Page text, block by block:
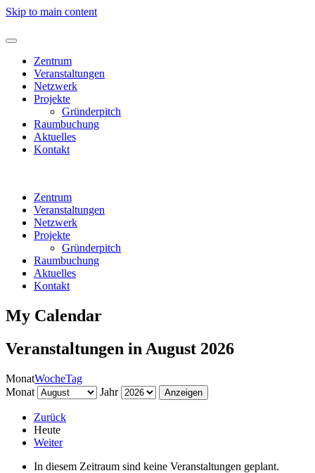
Skip to main content
Zentrum
Veranstaltungen
Netzwerk
Projekte
Gründerpitch
Raumbuchung
Aktuelles
Kontakt
Zentrum
Veranstaltungen
Netzwerk
Projekte
Gründerpitch
Raumbuchung
Aktuelles
Kontakt
My Calendar
Veranstaltungen in August 2026
MonatWocheTag
Monat
Jahr
Zurück
Heute
Weiter
In diesem Zeitraum sind keine Veranstaltungen geplant.